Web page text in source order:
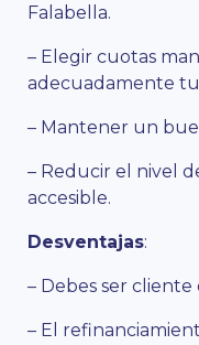
Falabella.
– Elegir cuotas
adecuadamente
– Mantener un
– Reducir el nivel
accesible.
Desventajas:
– Debes ser cliente
– El